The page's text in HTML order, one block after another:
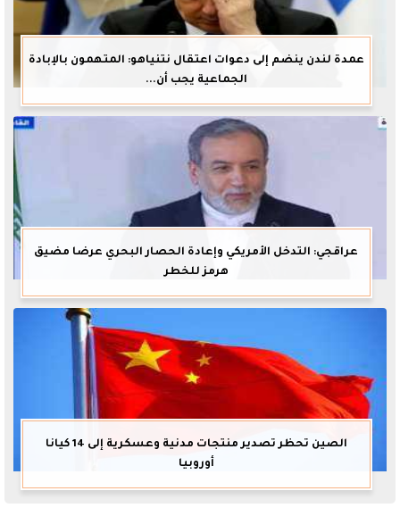
عمدة لندن ينضم إلى دعوات اعتقال نتنياهو: المتهمون بالإبادة
الجماعية يجب أن...
عراقجي: التدخل الأمريكي وإعادة الحصار البحري عرضا مضيق
هرمز للخطر
الصين تحظر تصدير منتجات مدنية وعسكرية إلى 14 كيانا
أوروبيا